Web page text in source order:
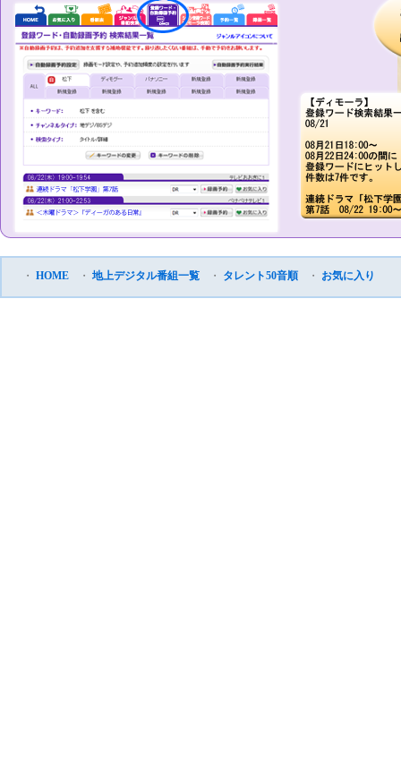
・ HOME ・ 地上デジタル番組一覧 ・ タレント50音順 ・ お気に入り